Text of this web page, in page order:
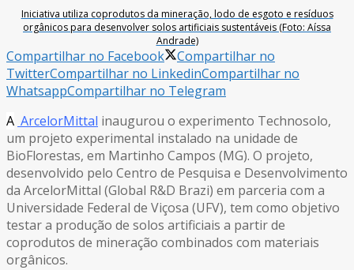
Iniciativa utiliza coprodutos da mineração, lodo de esgoto e resíduos
orgânicos para desenvolver solos artificiais sustentáveis (Foto: Aíssa
Andrade)
Compartilhar no Facebook
Compartilhar no
TwitterCompartilhar no LinkedinCompartilhar no
WhatsappCompartilhar no Telegram
A ArcelorMittal inaugurou o experimento Technosolo,
um projeto experimental instalado na unidade de
BioFlorestas, em Martinho Campos (MG). O projeto,
desenvolvido pelo Centro de Pesquisa e Desenvolvimento
da ArcelorMittal (Global R&D Brazi) em parceria com a
Universidade Federal de Viçosa (UFV), tem como objetivo
testar a produção de solos artificiais a partir de
coprodutos de mineração combinados com materiais
orgânicos.